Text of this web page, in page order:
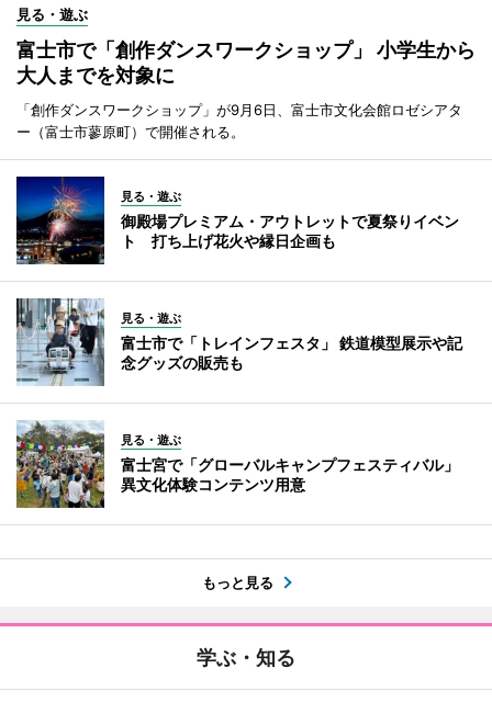
見る・遊ぶ
富士市で「創作ダンスワークショップ」 小学生から
大人までを対象に
「創作ダンスワークショップ」が9月6日、富士市文化会館ロゼシアタ
ー（富士市蓼原町）で開催される。
見る・遊ぶ
御殿場プレミアム・アウトレットで夏祭りイベン
ト 打ち上げ花火や縁日企画も
見る・遊ぶ
富士市で「トレインフェスタ」 鉄道模型展示や記
念グッズの販売も
見る・遊ぶ
富士宮で「グローバルキャンプフェスティバル」
異文化体験コンテンツ用意
もっと見る
学ぶ・知る